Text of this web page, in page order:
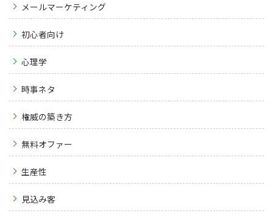
メールマーケティング
初心者向け
心理学
時事ネタ
権威の築き方
無料オファー
生産性
見込み客